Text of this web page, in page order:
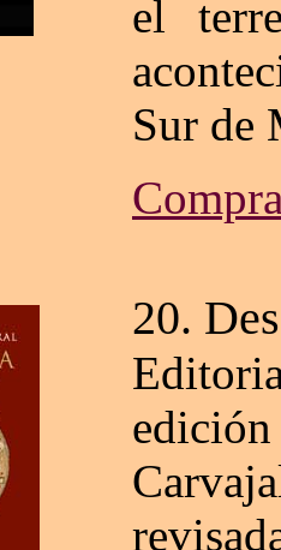
el
Sur de
20.